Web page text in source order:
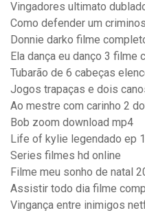
Vingadores ultimato
Como defender um
Donnie darko filme
Ela dança eu danço 3 filme
Tubarão de 6 cabeças
Jogos trapaças e dois
Ao mestre com carinho 2
Bob zoom download mp4
Life of kylie legendado ep 1
Series filmes hd online
Filme meu sonho de natal
Assistir todo dia filme
Vingança entre inimigos